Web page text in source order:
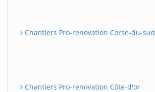
Chantiers Pro-renovation Corse-du-sud
Chantiers Pro-renovation Côte-d'or